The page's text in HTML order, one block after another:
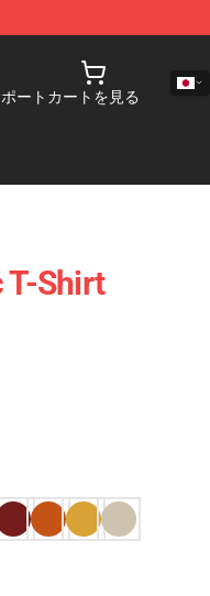
ート カートを見る
T-Shirt